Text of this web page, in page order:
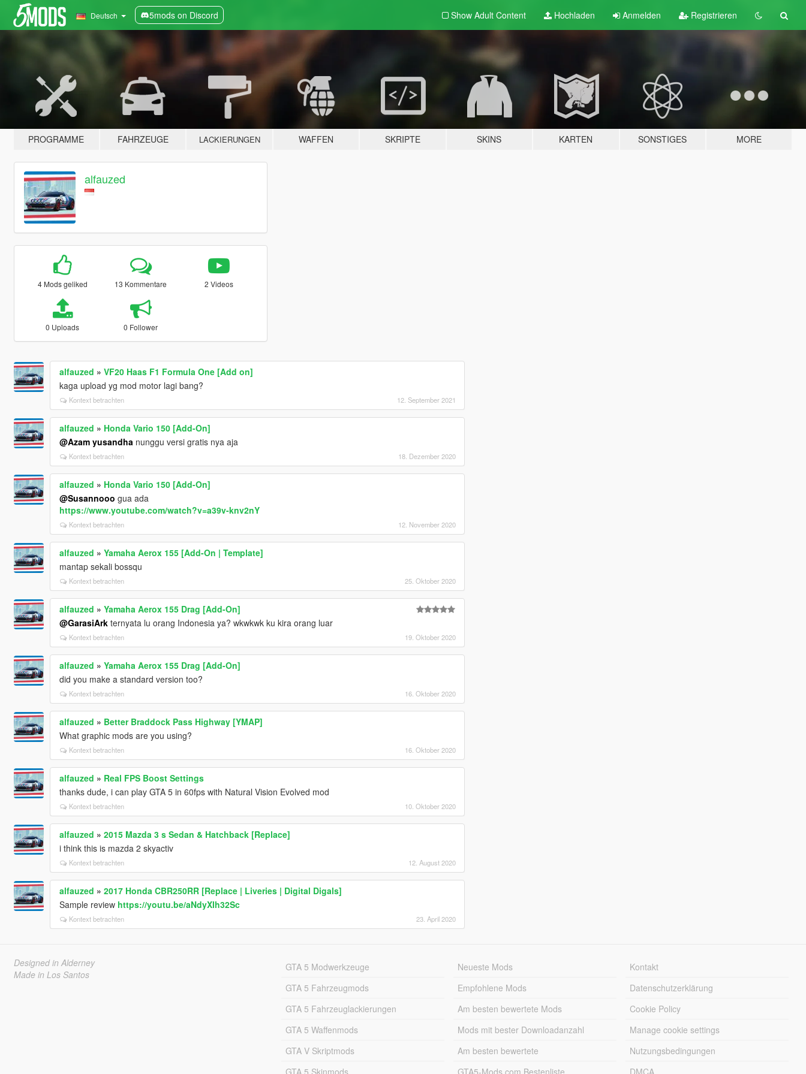
Deutsch 5mods on Discord Show Adult Content Hochladen Anmelden Registrieren
PROGRAMME FAHRZEUGE LACKIERUNGEN WAFFEN SKRIPTE SKINS KARTEN SONSTIGES MORE
alfauzed
4 Mods geliked 13 Kommentare 2 Videos
0 Uploads 0 Follower
alfauzed » VF20 Haas F1 Formula One [Add on]
kaga upload yg mod motor lagi bang?
Kontext betrachten 12. September 2021
alfauzed » Honda Vario 150 [Add-On]
@Azam yusandha nunggu versi gratis nya aja
Kontext betrachten 18. Dezember 2020
alfauzed » Honda Vario 150 [Add-On]
@Susannooo gua ada
https://www.youtube.com/watch?v=a39v-knv2nY
Kontext betrachten 12. November 2020
alfauzed » Yamaha Aerox 155 [Add-On | Template]
mantap sekali bossqu
Kontext betrachten 25. Oktober 2020
alfauzed » Yamaha Aerox 155 Drag [Add-On]
@GarasiArkternyata lu orang Indonesia ya? wkwkwk ku kira orang luar
Kontext betrachten 19. Oktober 2020
alfauzed » Yamaha Aerox 155 Drag [Add-On]
did you make a standard version too?
Kontext betrachten 16. Oktober 2020
alfauzed » Better Braddock Pass Highway [YMAP]
What graphic mods are you using?
Kontext betrachten 16. Oktober 2020
alfauzed » Real FPS Boost Settings
thanks dude, i can play GTA 5 in 60fps with Natural Vision Evolved mod
Kontext betrachten 10. Oktober 2020
alfauzed » 2015 Mazda 3 s Sedan & Hatchback [Replace]
i think this is mazda 2 skyactiv
Kontext betrachten 12. August 2020
alfauzed » 2017 Honda CBR250RR [Replace | Liveries | Digital Digals]
Sample review https://youtu.be/aNdyXIh32Sc
Kontext betrachten 23. April 2020
Designed in Alderney
Made in Los Santos
GTA 5 Modwerkzeuge
GTA 5 Fahrzeugmods
GTA 5 Fahrzeuglackierungen
GTA 5 Waffenmods
GTA V Skriptmods
GTA 5 Skinmods
Neueste Mods
Empfohlene Mods
Am besten bewertete Mods
Mods mit bester Downloadanzahl
Am besten bewertete
GTA5-Mods.com Bestenliste
Kontakt
Datenschutzerklärung
Cookie Policy
Manage cookie settings
Nutzungsbedingungen
DMCA